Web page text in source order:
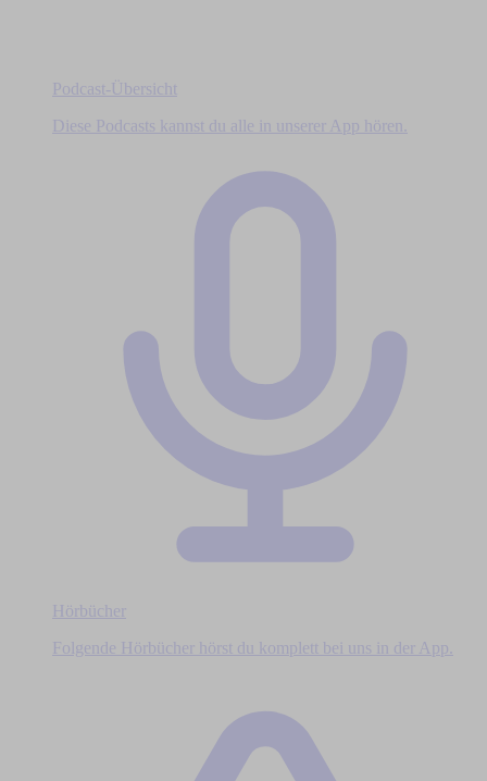
Podcast-Übersicht
Diese Podcasts kannst du alle in unserer App hören.
Hörbücher
Folgende Hörbücher hörst du komplett bei uns in der App.